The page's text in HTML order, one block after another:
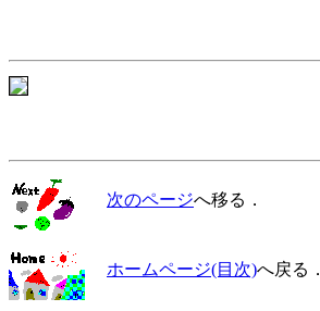
次のページへ移る．
ホームページ(目次)へ戻る．